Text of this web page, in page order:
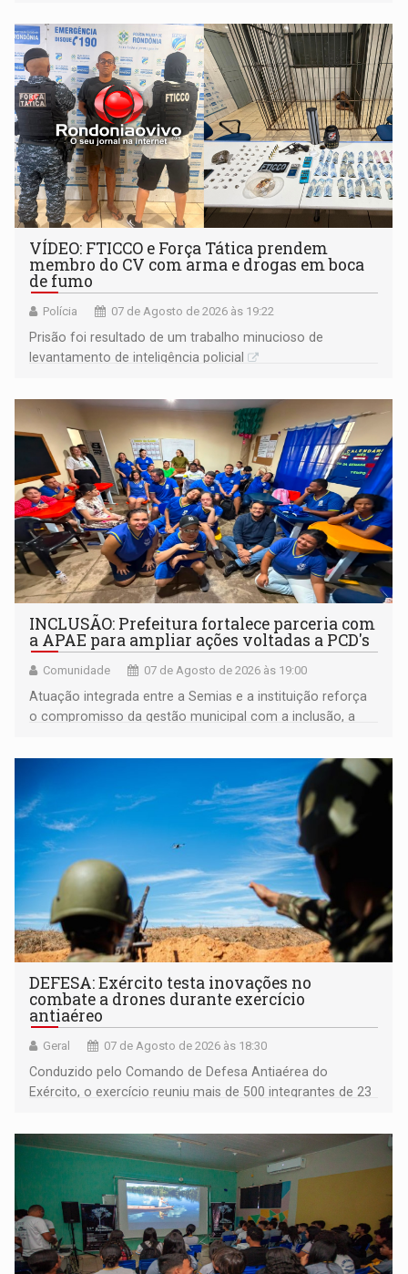
VÍDEO: FTICCO e Força Tática prendem
membro do CV com arma e drogas em boca
de fumo
Polícia 07 de Agosto de 2026 às 19:22
Prisão foi resultado de um trabalho minucioso de
levantamento de inteligência policial
INCLUSÃO: Prefeitura fortalece parceria com
a APAE para ampliar ações voltadas a PCD's
Comunidade 07 de Agosto de 2026 às 19:00
Atuação integrada entre a Semias e a instituição reforça
o compromisso da gestão municipal com a inclusão, a
DEFESA: Exército testa inovações no
combate a drones durante exercício
antiaéreo
Geral 07 de Agosto de 2026 às 18:30
Conduzido pelo Comando de Defesa Antiaérea do
Exército, o exercício reuniu mais de 500 integrantes de 23